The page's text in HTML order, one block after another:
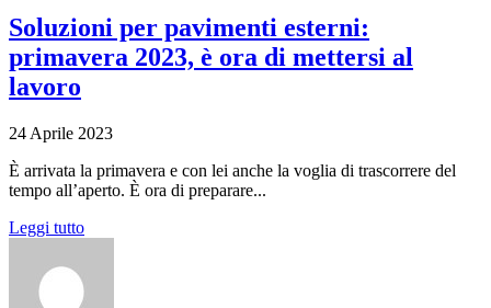
Soluzioni per pavimenti esterni:
primavera 2023, è ora di mettersi al
lavoro
24 Aprile 2023
È arrivata la primavera e con lei anche la voglia di trascorrere del
tempo all’aperto. È ora di preparare...
Leggi tutto